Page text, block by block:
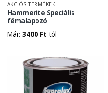
AKCIÓS TERMÉKEK
Hammerite Speciális
fémalapozó
Már: 3400 Ft-tól